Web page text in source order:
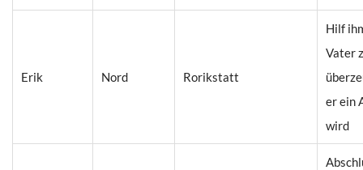
Erik Nord Rorikstatt
Hilf
Vater
er ein
wird